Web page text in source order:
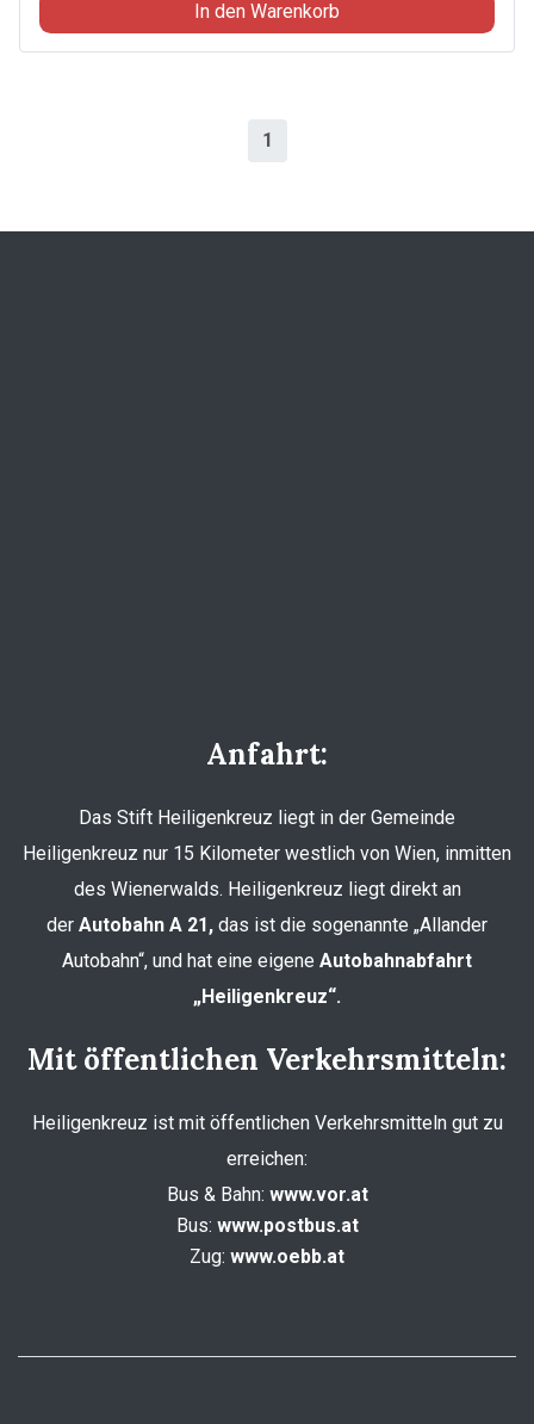
-
In den Warenkorb
1
Anfahrt:
Das Stift Heiligenkreuz liegt in der Gemeinde
Heiligenkreuz nur 15 Kilometer westlich von Wien, inmitten
des Wienerwalds. Heiligenkreuz liegt direkt an
der Autobahn A 21, das ist die sogenannte „Allander
Autobahn“, und hat eine eigene Autobahnabfahrt
„Heiligenkreuz“.
Mit öffentlichen Verkehrsmitteln:
Heiligenkreuz ist mit öffentlichen Verkehrsmitteln gut zu
erreichen:
Bus & Bahn: www.vor.at
Bus: www.postbus.at
Zug: www.oebb.at